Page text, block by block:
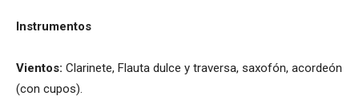
Instrumentos
Vientos: Clarinete, Flauta dulce y traversa, saxofón, acordeón
(con cupos).